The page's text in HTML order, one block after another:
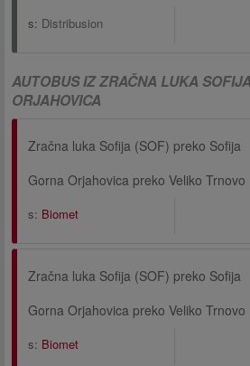
s: Distribusion
AUTOBUS IZ ZRAČNA LUKA
ORJAHOVICA
Zračna luka Sofija (SOF) preko Sofija
Gorna Orjahovica preko Veliko Trnovo
s: Biomet
Zračna luka Sofija (SOF) preko Sofija
Gorna Orjahovica preko Veliko Trnovo
s: Biomet